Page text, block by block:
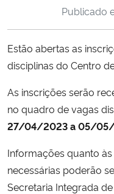
Ministério da Cidadania
Ministério de Minas e Energia
Ministério da Ciência,
Ministério do Turismo
Publicado
Estão abertas as
disciplinas do Centro
As inscrições serão
no quadro de vagas
27/04/2023 a 05/
Informações quanto
necessárias poderão
Secretaria Integrada